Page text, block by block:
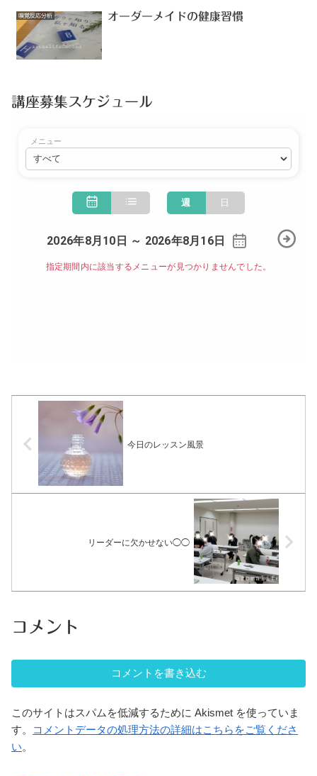
嗅覚反応分析 オーダーメイドの健康習慣
講座募集スケジュール
今日のレッスン風景
リーダーに欠かせない◯◯
コメント
コメントを書き込む
このサイトはスパムを低減するために Akismet を使っていま
す。
コメントデータの処理方法の詳細はこちらをご覧くださ
い。